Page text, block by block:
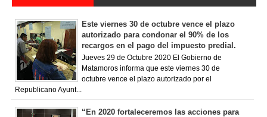
Este viernes 30 de octubre vence el plazo
autorizado para condonar el 90% de los
recargos en el pago del impuesto predial.
Jueves 29 de Octubre 2020 El Gobierno de
Matamoros informa que este viernes 30 de
octubre vence el plazo autorizado por el
Republicano Ayunt...
“En 2020 fortaleceremos las acciones para